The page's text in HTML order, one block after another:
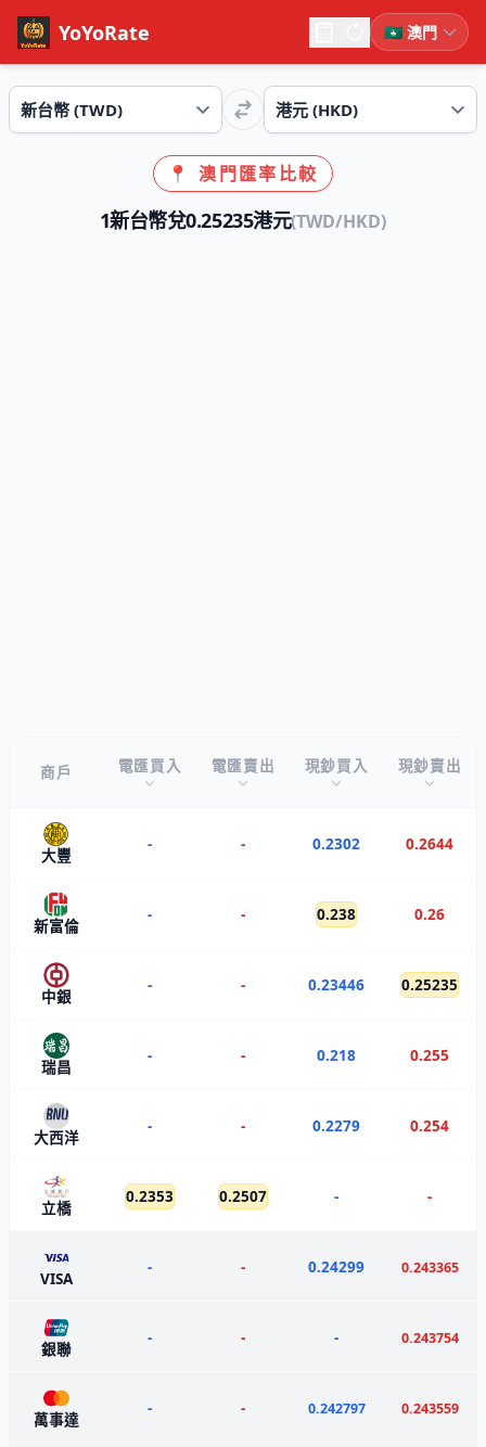
YoYoRate
📍 澳門匯率比較
1新台幣兌0.25235港元(TWD/HKD)
商戶 電匯買入 電匯賣出 現鈔買入 現鈔賣出
大豐
- - 0.2302 0.2644
新富倫
- - 0.238 0.26
中銀
- - 0.23446 0.25235
瑞昌
- - 0.218 0.255
大西洋
- - 0.2279 0.254
立橋
0.2353 0.2507 - -
VISA
- - 0.24299 0.243365
銀聯
- - - 0.243754
萬事達
- - 0.242797 0.243559